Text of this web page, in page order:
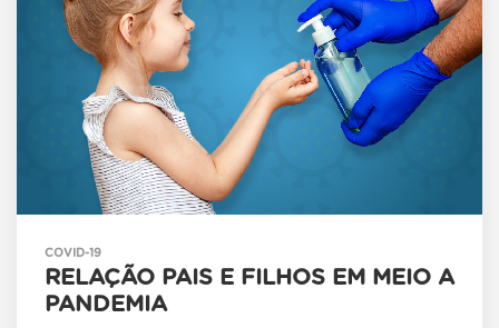
COVID-19
RELAÇÃO PAIS E FILHOS EM MEIO A
PANDEMIA